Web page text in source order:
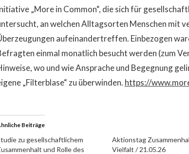
„More in Common“, die sich für
an welchen Alltagsorten Menschen mit
aufeinandertreffen. Einbezogen
einmal monatlich besucht werden (zum
wo und wie Ansprache und Begegnung
„Filterblase“ zu überwinden. https://
Beiträge
zu gesellschaftlichem
und Rolle des
Aktionstag
Vielfalt / 21.05.26